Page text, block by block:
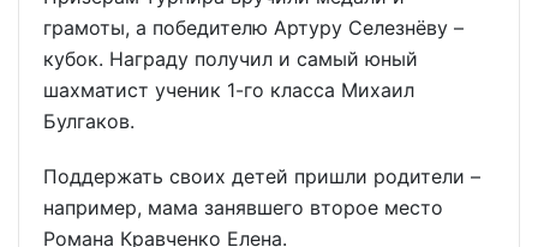
грамоты, а победителю Артуру Селезнёву –
кубок. Награду получил и самый юный
шахматист ученик 1-го класса Михаил
Булгаков.
Поддержать своих детей пришли родители –
например, мама занявшего второе место
Романа Кравченко Елена.